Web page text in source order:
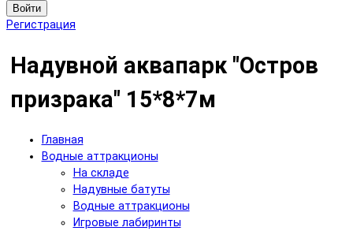
Войти
Регистрация
Надувной аквапарк "Остров
призрака" 15*8*7м
Главная
Водные аттракционы
На складе
Надувные батуты
Водные аттракционы
Игровые лабиринты